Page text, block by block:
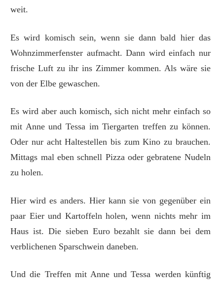
weit.
Es wird komisch sein, wenn sie dann bald hier das
Wohnzimmerfenster aufmacht. Dann wird einfach nur
frische Luft zu ihr ins Zimmer kommen. Als wäre sie
von der Elbe gewaschen.
Es wird aber auch komisch, sich nicht mehr einfach so
mit Anne und Tessa im Tiergarten treffen zu können.
Oder nur acht Haltestellen bis zum Kino zu brauchen.
Mittags mal eben schnell Pizza oder gebratene Nudeln
zu holen.
Hier wird es anders. Hier kann sie von gegenüber ein
paar Eier und Kartoffeln holen, wenn nichts mehr im
Haus ist. Die sieben Euro bezahlt sie dann bei dem
verblichenen Sparschwein daneben.
Und die Treffen mit Anne und Tessa werden künftig